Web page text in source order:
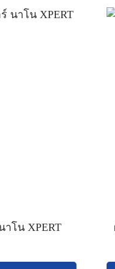
าโน XPERT